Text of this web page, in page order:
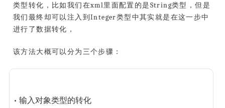
类型转化，比如我们在xml里面配置的是String类型，但是
我们最终却可以注入到Integer类型中其实就是在这一步中
进行了数据转化，
该方法大概可以分为三个步骤：
• 输入对象类型的转化